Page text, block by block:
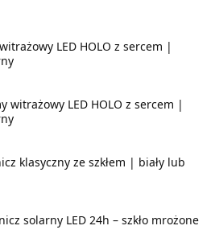
LED HOLO z sercem |
witrażowy LED HOLO z sercem |
klasyczny ze szkłem | biały lub
solarny LED 24h – szkło mrożone